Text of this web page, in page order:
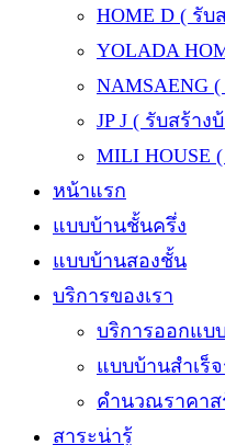
HOME D ( รั
YOLADA
NAMSAENG
JP J ( รับสร้า
MILI HOUSE
หน้าแรก
แบบบ้านชั้นครึ่ง
แบบบ้านสองชั้น
บริการของเรา
บริการออกแบ
แบบบ้านสำเร็
คำนวณราคาส
สาระน่ารู้